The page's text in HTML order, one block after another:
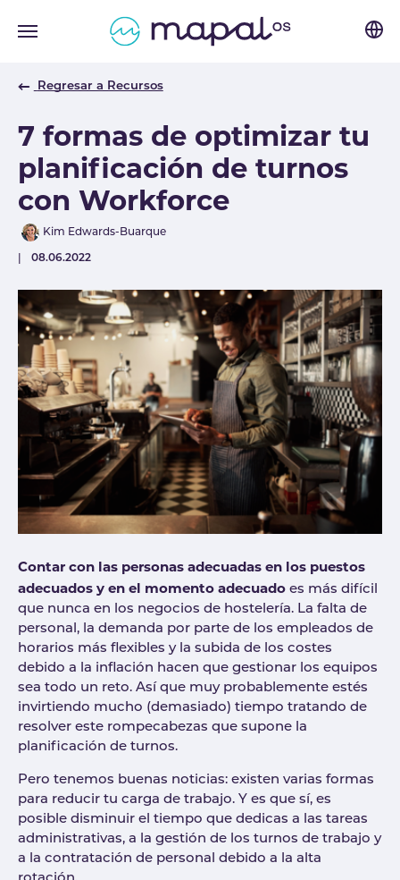
Regresar a Recursos
7 formas de optimizar tu
planificación de turnos
con Workforce
AuthorKim Edwards-Buarque
Published
08.06.2022
Contar con las personas adecuadas en los puestos
adecuados y en el momento adecuado es más difícil
que nunca en los negocios de hostelería. La falta de
personal, la demanda por parte de los empleados de
horarios más flexibles y la subida de los costes
debido a la inflación hacen que gestionar los equipos
sea todo un reto. Así que muy probablemente estés
invirtiendo mucho (demasiado) tiempo tratando de
resolver este rompecabezas que supone la
planificación de turnos.
Pero tenemos buenas noticias: existen varias formas
para reducir tu carga de trabajo. Y es que sí, es
posible disminuir el tiempo que dedicas a las tareas
administrativas, a la gestión de los turnos de trabajo y
a la contratación de personal debido a la alta